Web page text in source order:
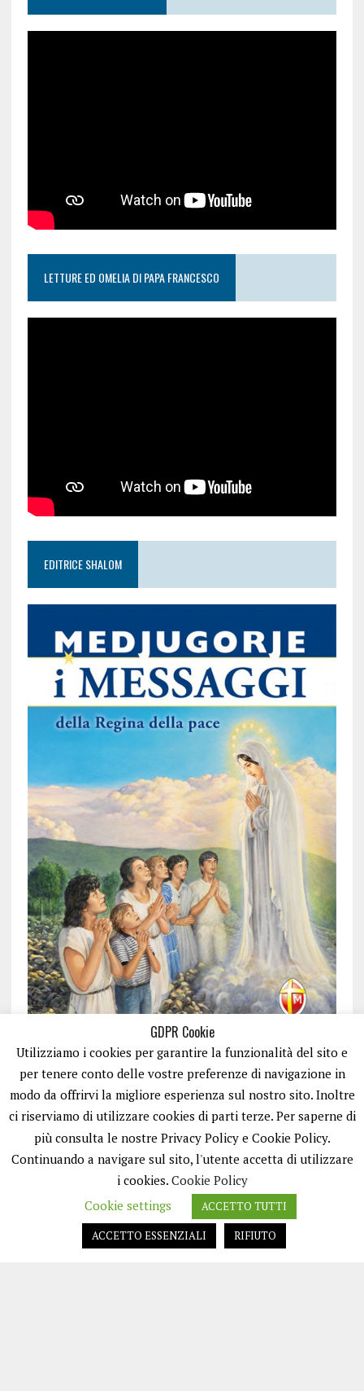
LETTURE ED OMELIA DI PAPA FRANCESCO
EDITRICE SHALOM
ISCRIVITI
GDPR Cookie
Utilizziamo i cookies per garantire la funzionalità del sito e
per tenere conto delle vostre preferenze di navigazione in
modo da offrirvi la migliore esperienza sul nostro sito. Inoltre
ci riserviamo di utilizzare cookies di parti terze. Per saperne di
più consulta le nostre Privacy Policy e Cookie Policy.
Continuando a navigare sul sito, l'utente accetta di utilizzare
i cookies. Cookie Policy
Cookie settings
ACCETTO TUTTI
ACCETTO ESSENZIALI
RIFIUTO